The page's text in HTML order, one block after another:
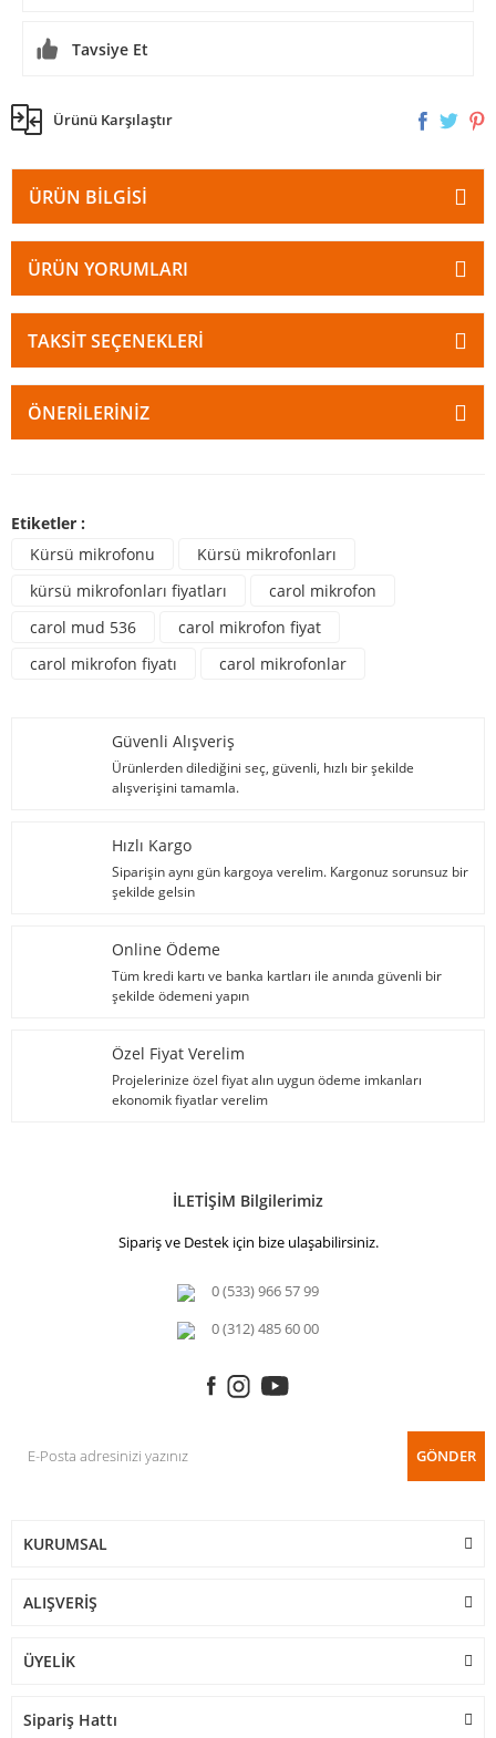
Tavsiye Et
Ürünü Karşılaştır
ÜRÜN BILGISI
ÜRÜN YORUMLARI
TAKSIT SEÇENEKLERI
ÖNERILERINIZ
Etiketler :
Kürsü mikrofonu
Kürsü mikrofonları
kürsü mikrofonları fiyatları
carol mikrofon
carol mud 536
carol mikrofon fiyat
carol mikrofon fiyatı
carol mikrofonlar
Güvenli Alışveriş
Ürünlerden dilediğini seç, güvenli, hızlı bir şekilde
alışverişini tamamla.
Hızlı Kargo
Siparişin aynı gün kargoya verelim. Kargonuz sorunsuz bir
şekilde gelsin
Online Ödeme
Tüm kredi kartı ve banka kartları ile anında güvenli bir
şekilde ödemeni yapın
Özel Fiyat Verelim
Projelerinize özel fiyat alın uygun ödeme imkanları
ekonomik fiyatlar verelim
İLETİŞİM Bilgilerimiz
Sipariş ve Destek için bize ulaşabilirsiniz.
0 (533) 966 57 99
0 (312) 485 60 00
GÖNDER
KURUMSAL
ALIŞVERİŞ
ÜYELİK
Sipariş Hattı